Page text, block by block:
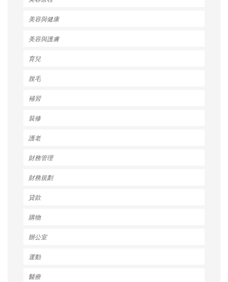
美容與健康
美容與護膚
育兒
脫毛
補習
裝修
護老
財務管理
財務規劃
貸款
購物
辦公室
運動
醫療